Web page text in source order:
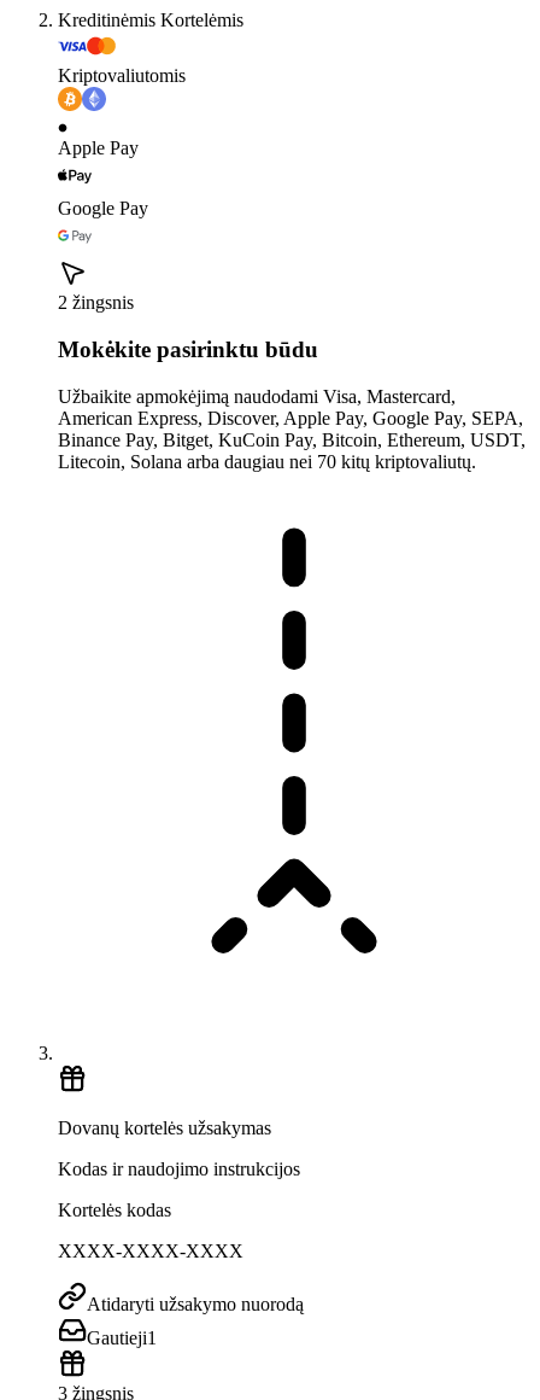
Kreditinėmis Kortelėmis
Kriptovaliutomis
Apple Pay
Google Pay
2 žingsnis
Mokėkite pasirinktu būdu
Užbaikite apmokėjimą naudodami Visa, Mastercard,
American Express, Discover, Apple Pay, Google Pay, SEPA,
Binance Pay, Bitget, KuCoin Pay, Bitcoin, Ethereum, USDT,
Litecoin, Solana arba daugiau nei 70 kitų kriptovaliutų.
Dovanų kortelės užsakymas
Kodas ir naudojimo instrukcijos
Kortelės kodas
XXXX-XXXX-XXXX
Atidaryti užsakymo nuorodą
Gautieji1
3 žingsnis